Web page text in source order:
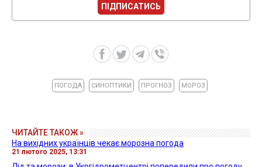
ПІДПИСАТИСЬ
ПОГОДА СИНОПТИКИ ПРОГНОЗ МОРОЗ
ЧИТАЙТЕ ТАКОЖ »
На вихідних українців чекає морозна погода
21 лютого 2025, 13:31